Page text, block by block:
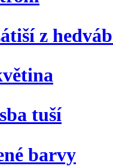
z
tuší
barvy